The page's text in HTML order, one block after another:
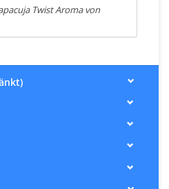
Twist Aroma von